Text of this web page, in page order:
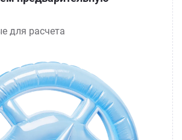
для расчета